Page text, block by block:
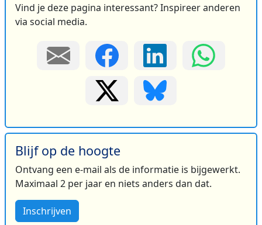
Vind je deze pagina interessant? Inspireer anderen
via social media.
Blijf op de hoogte
Ontvang een e-mail als de informatie is bijgewerkt.
Maximaal 2 per jaar en niets anders dan dat.
Inschrijven